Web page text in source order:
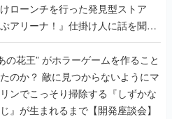
ローンチを行った発見型ストア
ぷアリーナ！』仕掛け人に話を聞い
の花王” がホラーゲームを作ること
見つからないようにマ
ンでこっそり掃除する『しずかな
』が生まれるまで【開発座談会】